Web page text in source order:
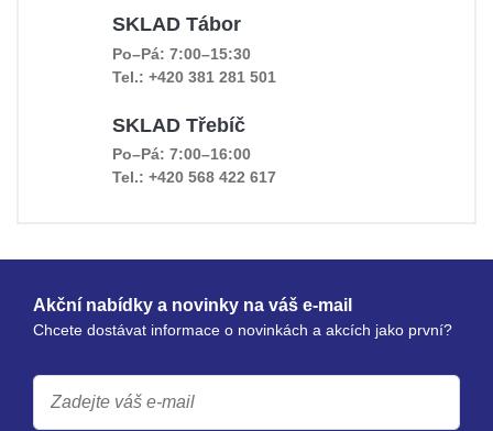
SKLAD Tábor
Po–Pá: 7:00–15:30
Tel.: +420 381 281 501
SKLAD Třebíč
Po–Pá: 7:00–16:00
Tel.: +420 568 422 617
Akční nabídky a novinky na váš e-mail
Chcete dostávat informace o novinkách a akcích jako první?